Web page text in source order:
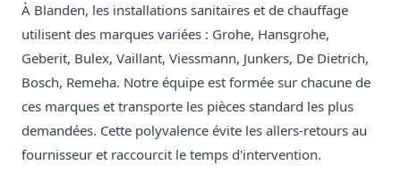
À Blanden, les installations sanitaires et de chauffage
utilisent des marques variées : Grohe, Hansgrohe,
Geberit, Bulex, Vaillant, Viessmann, Junkers, De Dietrich,
Bosch, Remeha. Notre équipe est formée sur chacune de
ces marques et transporte les pièces standard les plus
demandées. Cette polyvalence évite les allers-retours au
fournisseur et raccourcit le temps d'intervention.